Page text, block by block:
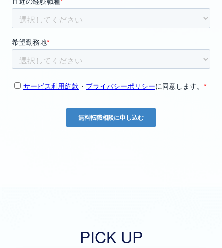
PICK UP